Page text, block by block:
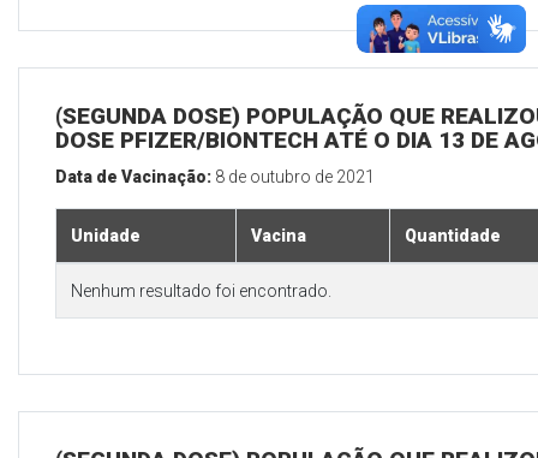
(SEGUNDA DOSE) POPULAÇÃO QUE
DOSE PFIZER/BIONTECH ATÉ O DIA 13 DE
Data de Vacinação: 8 de outubro de 2021
Unidade Vacina Quantidade
Nenhum resultado foi encontrado.